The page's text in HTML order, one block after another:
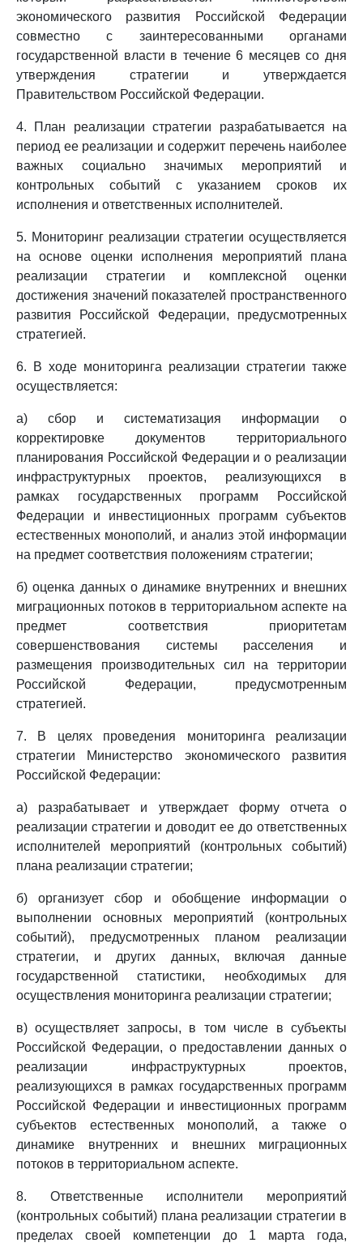
экономического развития Российской Федерации
совместно с заинтересованными органами
государственной власти в течение 6 месяцев со дня
утверждения стратегии и утверждается
Правительством Российской Федерации.
4. План реализации стратегии разрабатывается на
период ее реализации и содержит перечень наиболее
важных социально значимых мероприятий и
контрольных событий с указанием сроков их
исполнения и ответственных исполнителей.
5. Мониторинг реализации стратегии осуществляется
на основе оценки исполнения мероприятий плана
реализации стратегии и комплексной оценки
достижения значений показателей пространственного
развития Российской Федерации, предусмотренных
стратегией.
6. В ходе мониторинга реализации стратегии также
осуществляется:
а) сбор и систематизация информации о
корректировке документов территориального
планирования Российской Федерации и о реализации
инфраструктурных проектов, реализующихся в
рамках государственных программ Российской
Федерации и инвестиционных программ субъектов
естественных монополий, и анализ этой информации
на предмет соответствия положениям стратегии;
б) оценка данных о динамике внутренних и внешних
миграционных потоков в территориальном аспекте на
предмет соответствия приоритетам
совершенствования системы расселения и
размещения производительных сил на территории
Российской Федерации, предусмотренным
стратегией.
7. В целях проведения мониторинга реализации
стратегии Министерство экономического развития
Российской Федерации:
а) разрабатывает и утверждает форму отчета о
реализации стратегии и доводит ее до ответственных
исполнителей мероприятий (контрольных событий)
плана реализации стратегии;
б) организует сбор и обобщение информации о
выполнении основных мероприятий (контрольных
событий), предусмотренных планом реализации
стратегии, и других данных, включая данные
государственной статистики, необходимых для
осуществления мониторинга реализации стратегии;
в) осуществляет запросы, в том числе в субъекты
Российской Федерации, о предоставлении данных о
реализации инфраструктурных проектов,
реализующихся в рамках государственных программ
Российской Федерации и инвестиционных программ
субъектов естественных монополий, а также о
динамике внутренних и внешних миграционных
потоков в территориальном аспекте.
8. Ответственные исполнители мероприятий
(контрольных событий) плана реализации стратегии в
пределах своей компетенции до 1 марта года,